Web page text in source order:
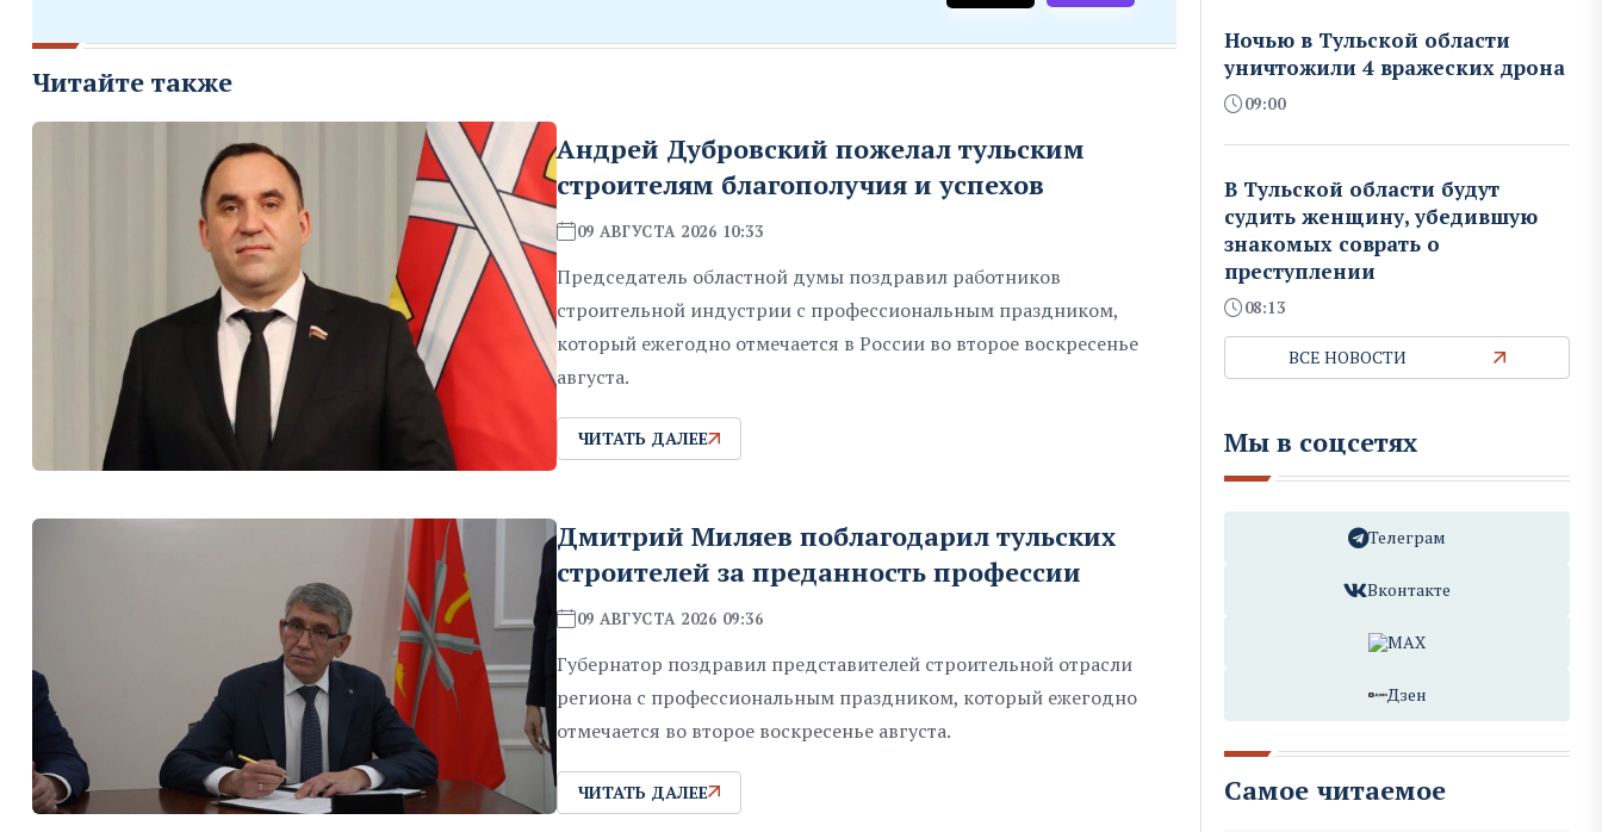
Читайте также
Андрей Дубровский пожелал тульским
строителям благополучия и успехов
09 АВГУСТА 2026 10:33
Председатель областной думы поздравил работников
строительной индустрии с профессиональным праздником,
который ежегодно отмечается в России во второе воскресенье
августа.
ЧИТАТЬ ДАЛЕЕ
Дмитрий Миляев поблагодарил тульских
строителей за преданность профессии
09 АВГУСТА 2026 09:36
Губернатор поздравил представителей строительной отрасли
региона с профессиональным праздником, который ежегодно
отмечается во второе воскресенье августа.
ЧИТАТЬ ДАЛЕЕ
Ночью в Тульской области
уничтожили 4 вражеских дрона
09:00
В Тульской области будут
судить женщину, убедившую
знакомых соврать о
преступлении
08:13
ВСЕ НОВОСТИ
Мы в соцсетях
Телеграм
Вконтакте
MAX
Дзен
Самое читаемое